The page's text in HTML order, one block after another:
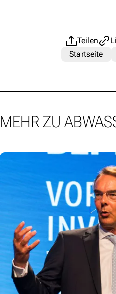
Teilen
Startseite
MEHR ZU